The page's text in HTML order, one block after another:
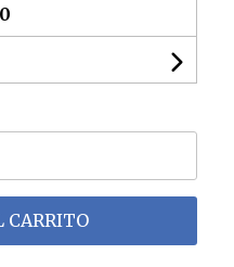
CARRITO